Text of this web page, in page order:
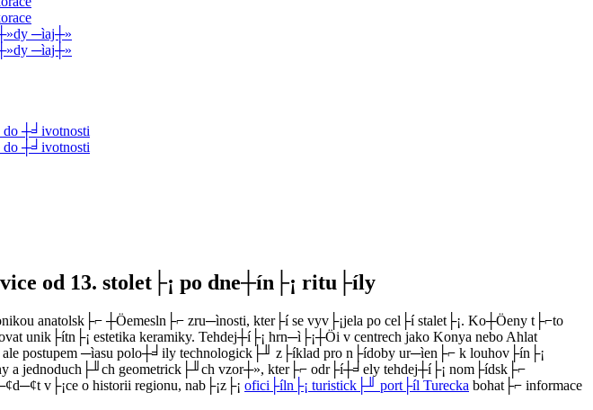
─ìaj┼»
─ìaj┼»
do ┼╛ivotnosti
do ┼╛ivotnosti
od 13. stolet├¡ po dne┼ín├¡ ritu├íly
anatolsk├⌐ ┼Öemesln├⌐ zru─ìnosti, kter├í se vyv├¡jela po cel├í stalet├¡. Ko┼Öeny t├⌐to
unik├ítn├¡ estetika keramiky. Tehdej┼í├¡ hrn─ì├¡┼Öi v centrech jako Konya nebo Ahlat
postupem ─ìasu polo┼╛ily technologick├╜ z├íklad pro n├ídoby ur─ìen├⌐ k louhov├ín├¡
jednoduch├╜ch geometrick├╜ch vzor┼», kter├⌐ odr├í┼╛ely tehdej┼í├¡ nom├ídsk├⌐
v├¡ce o historii regionu, nab├¡z├¡ ofici├íln├¡ turistick├╜ port├íl Turecka bohat├⌐ informace